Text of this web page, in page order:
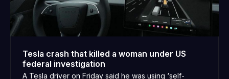
Tesla crash that killed a woman under US
federal investigation
A Tesla driver on Friday said he was using ‘self-